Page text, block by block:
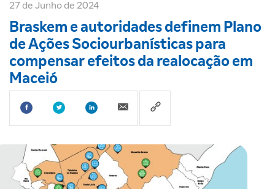
27 de Junho de 2024
Braskem e autoridades definem Plano
de Ações Sociourbanísticas para
compensar efeitos da realocação em
Maceió